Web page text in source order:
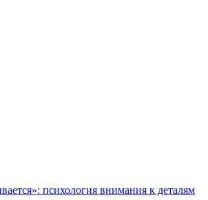
психология внимания к деталям